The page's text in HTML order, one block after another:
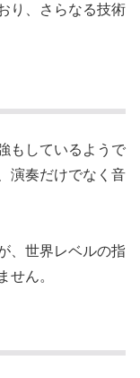
り、さらなる技術
もしているようで
演奏だけでなく音
、世界レベルの指
せん。